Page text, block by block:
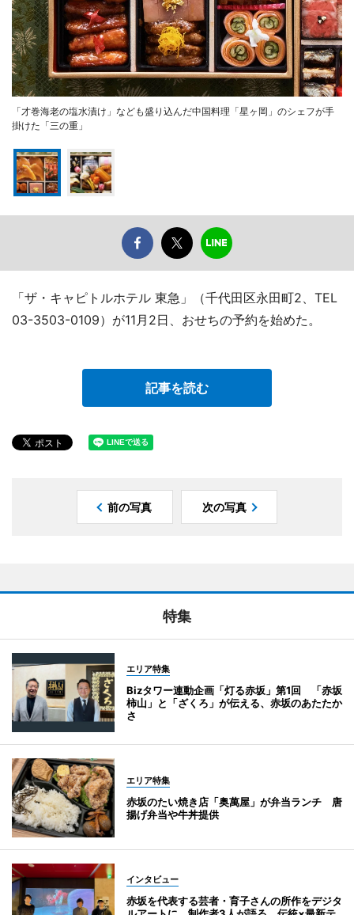
「才巻海老の塩水漬け」なども盛り込んだ中国料理「星ヶ岡」のシェフが手
掛けた「三の重」
「ザ・キャピトルホテル 東急」（千代田区永田町2、TEL
03-3503-0109）が11月2日、おせちの予約を始めた。
記事を読む
前の写真 次の写真
特集
エリア特集
Bizタワー連動企画「灯る赤坂」第1回 「赤坂
柿山」と「ざくろ」が伝える、赤坂のあたたか
さ
エリア特集
赤坂のたい焼き店「奥萬屋」が弁当ランチ 唐
揚げ弁当や牛丼提供
インタビュー
赤坂を代表する芸者・育子さんの所作をデジタ